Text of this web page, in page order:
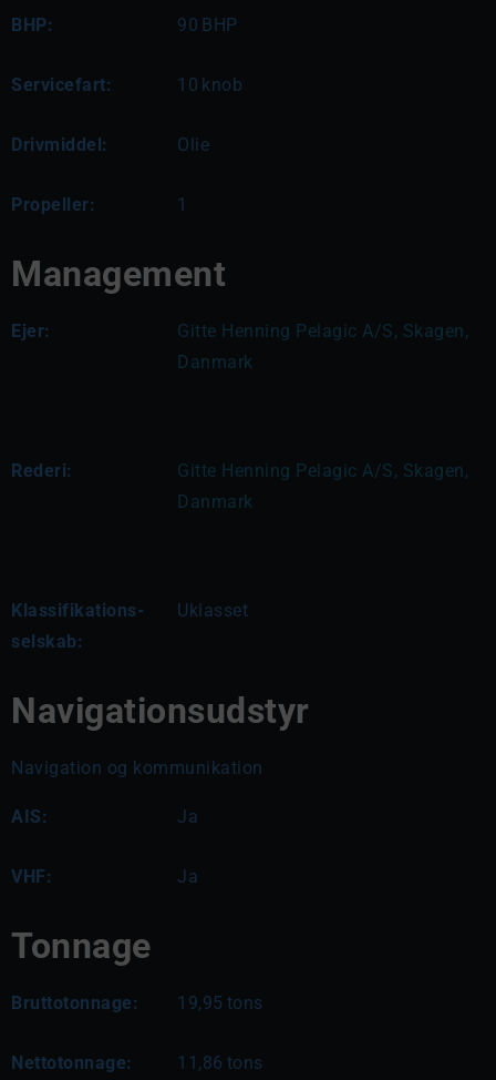
BHP: 90 BHP
Servicefart: 10 knob
Drivmiddel: Olie
Propeller: 1
Management
Ejer:
Gitte Henning Pelagic A/S, Skagen,
Danmark
Rederi:
Gitte Henning Pelagic A/S, Skagen,
Danmark
Klassifikations-
selskab:
Uklasset
Navigationsudstyr
Navigation og kommunikation
AIS: Ja
VHF: Ja
Tonnage
Bruttotonnage: 19,95 tons
Nettotonnage: 11,86 tons